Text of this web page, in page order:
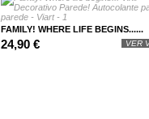
FAMILY! WHERE LIFE BEGINS......
24,90 € VER